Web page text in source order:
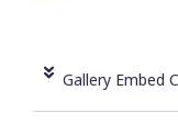
Gallery Embed